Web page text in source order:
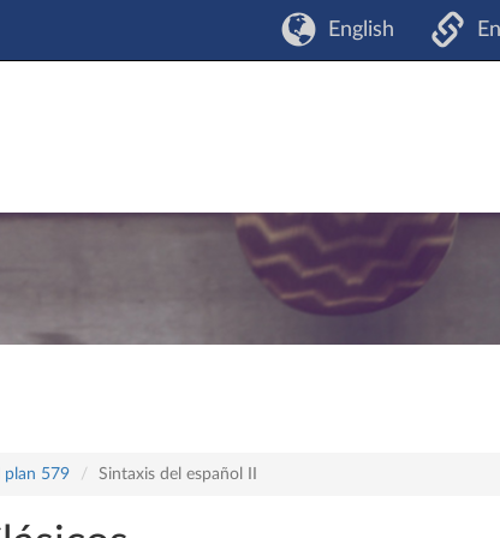
English
plan 579 Sintaxis del español II